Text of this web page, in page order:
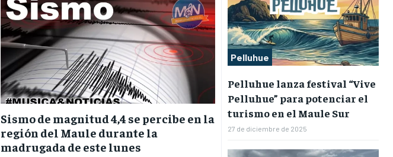
Sismo de magnitud 4,4 se percibe en la
región del Maule durante la
madrugada de este lunes
Pelluhue
Pelluhue lanza festival “Vive
Pelluhue” para potenciar el
turismo en el Maule Sur
27 de diciembre de 2025